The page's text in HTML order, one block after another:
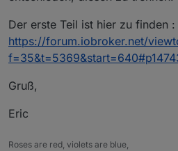
Der erste Teil ist hier zu finden :
https://forum.iobroker.net/
Gruß,
Eric
Roses are red, violets are blue,